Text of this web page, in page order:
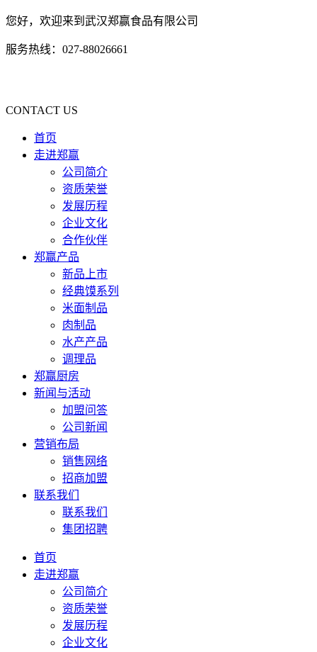
您好，欢迎来到武汉郑赢食品有限公司
服务热线：027-88026661
CONTACT US
首页
走进郑赢
公司简介
资质荣誉
发展历程
企业文化
合作伙伴
郑赢产品
新品上市
经典馍系列
米面制品
肉制品
水产产品
调理品
郑赢厨房
新闻与活动
加盟问答
公司新闻
营销布局
销售网络
招商加盟
联系我们
联系我们
集团招聘
首页
走进郑赢
公司简介
资质荣誉
发展历程
企业文化